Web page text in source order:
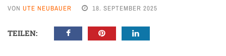
VON UTE NEUBAUER 18. SEPTEMBER 2025
TEILEN: